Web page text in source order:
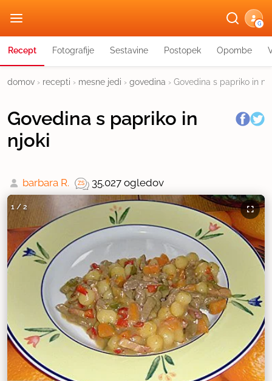
G
Recept Fotografije Sestavine Postopek Opombe
domov › recepti › mesne jedi › govedina › Govedina s papriko in
Govedina s papriko in
njoki
barbara R. 35.027 ogledov
1 / 2